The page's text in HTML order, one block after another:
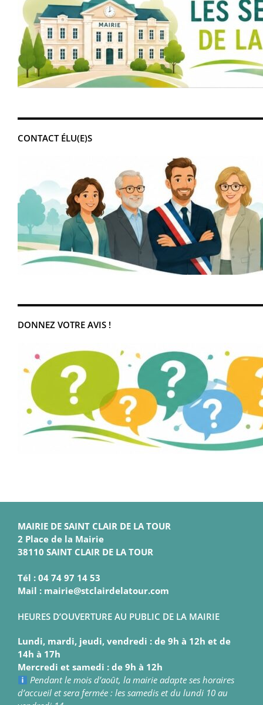
CONTACT ÉLU(E)S
DONNEZ VOTRE AVIS !
MAIRIE DE SAINT CLAIR DE LA TOUR
2 Place de la Mairie
38110 SAINT CLAIR DE LA TOUR
Tél : 04 74 97 14 53
Mail : mairie@stclairdelatour.com
HEURES D’OUVERTURE AU PUBLIC DE LA MAIRIE
Lundi, mardi, jeudi, vendredi : de 9h à 12h et de
14h à 17h
Mercredi et samedi : de 9h à 12h
Pendant le mois d’août, la mairie adapte ses horaires
d’accueil et sera fermée : les samedis et du lundi 10 au